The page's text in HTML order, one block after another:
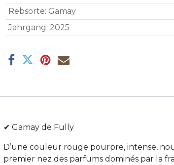
Rebsorte: Gamay
Jahrgang: 2025
✔ Gamay de Fully
D’une couleur rouge pourpre, intense,
premier nez des parfums dominés par la